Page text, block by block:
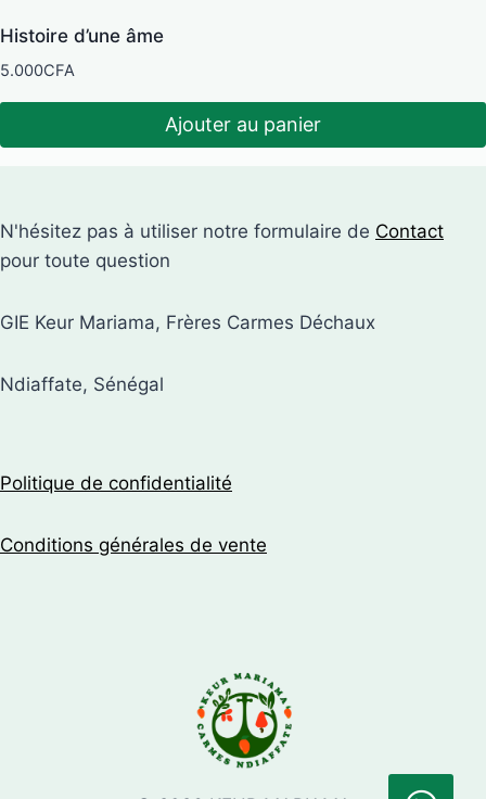
Histoire d’une âme
5.000CFA
Ajouter au panier
N'hésitez pas à utiliser notre formulaire de Contact
pour toute question
GIE Keur Mariama, Frères Carmes Déchaux
Ndiaffate, Sénégal
Politique de confidentialité
Conditions générales de vente